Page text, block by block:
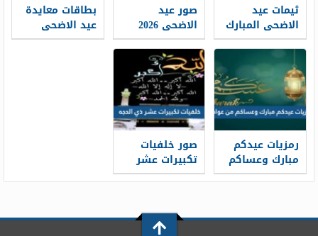
ثيمات عيد
الاضحى المبارك
1448 / 2026
صور عيد
الاضحى 2026
خلفيات تهنئة
عيد الاضحى
جديدة 1448
بطاقات معايدة
عيد الاضحى
المبارك 2026 ،
رمزيات عيدكم
مبارك وعساكم
من عواده 1448 /
صور خلفيات
تكبيرات عشر
ذي الحجة